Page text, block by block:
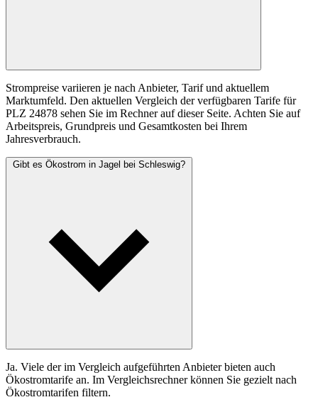
Strompreise variieren je nach Anbieter, Tarif und aktuellem
Marktumfeld. Den aktuellen Vergleich der verfügbaren Tarife für
PLZ 24878 sehen Sie im Rechner auf dieser Seite. Achten Sie auf
Arbeitspreis, Grundpreis und Gesamtkosten bei Ihrem
Jahresverbrauch.
Gibt es Ökostrom in Jagel bei Schleswig?
Ja. Viele der im Vergleich aufgeführten Anbieter bieten auch
Ökostromtarife an. Im Vergleichsrechner können Sie gezielt nach
Ökostromtarifen filtern.